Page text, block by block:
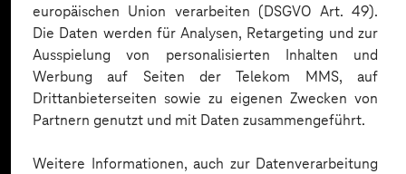
europäischen Union verarbeiten (DSGVO Art. 49).
Die Daten werden für Analysen, Retargeting und zur
Ausspielung von personalisierten Inhalten und
Werbung auf Seiten der Telekom MMS, auf
Drittanbieterseiten sowie zu eigenen Zwecken von
Partnern genutzt und mit Daten zusammengeführt.
Weitere Informationen, auch zur Datenverarbeitung
Expertise. Hier eine Auswahl: